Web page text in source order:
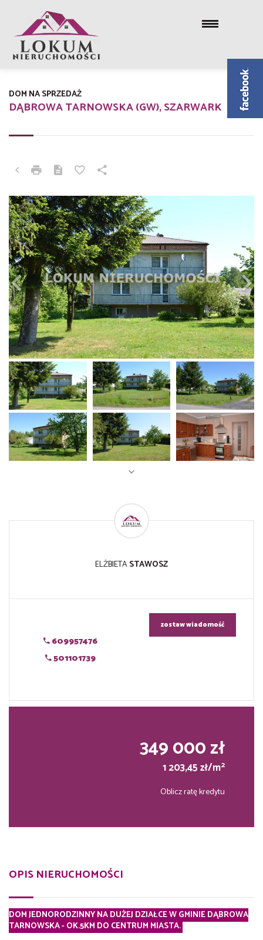
DĄBROWA TARNOWSKA (GW), SZARWARK
DOM NA SPRZEDAŻ
ELŻBIETASTAWOSZ
609957476
501101739
zostaw wiadomość
349 000 zł
1 203,45 zł/m2
Oblicz ratę kredytu
OPIS NIERUCHOMOŚCI
DOM JEDNORODZINNY NA DUŻEJ DZIAŁCE W GMINIE DĄBROWA
TARNOWSKA - OK.5KM DO CENTRUM MIASTA.